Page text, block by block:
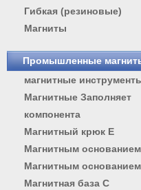
Гибкая (резиновые)
Магниты
Промышленные
магнитные
Магнитные Заполняет
компонента
Магнитный крюк E
Магнитным основанием
Магнитным
Магнитная база С